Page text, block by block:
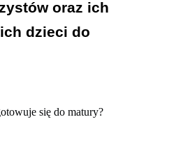
oraz ich
dzieci do
się do matury?